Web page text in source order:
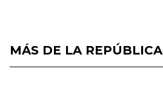
MÁS DE LA REPÚBLICA